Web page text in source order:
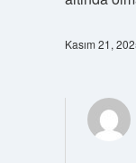
Kasım 21,